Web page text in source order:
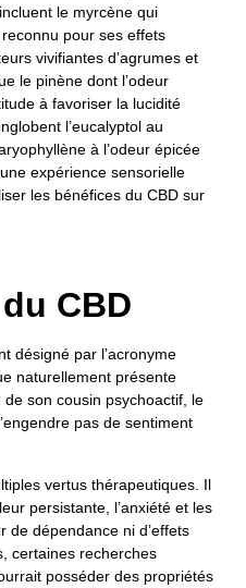
le myrcène qui
pour ses effets
vivifiantes d’agrumes et
le pinène dont l’odeur
à favoriser la lucidité
l’eucalyptol au
à l’odeur épicée
expérience sensorielle
les bénéfices du CBD sur
CBD
désigné par l’acronyme
naturellement présente
son cousin psychoactif, le
pas de sentiment
vertus thérapeutiques. Il
persistante, l’anxiété et les
de dépendance ni d’effets
certaines recherches
posséder des propriétés